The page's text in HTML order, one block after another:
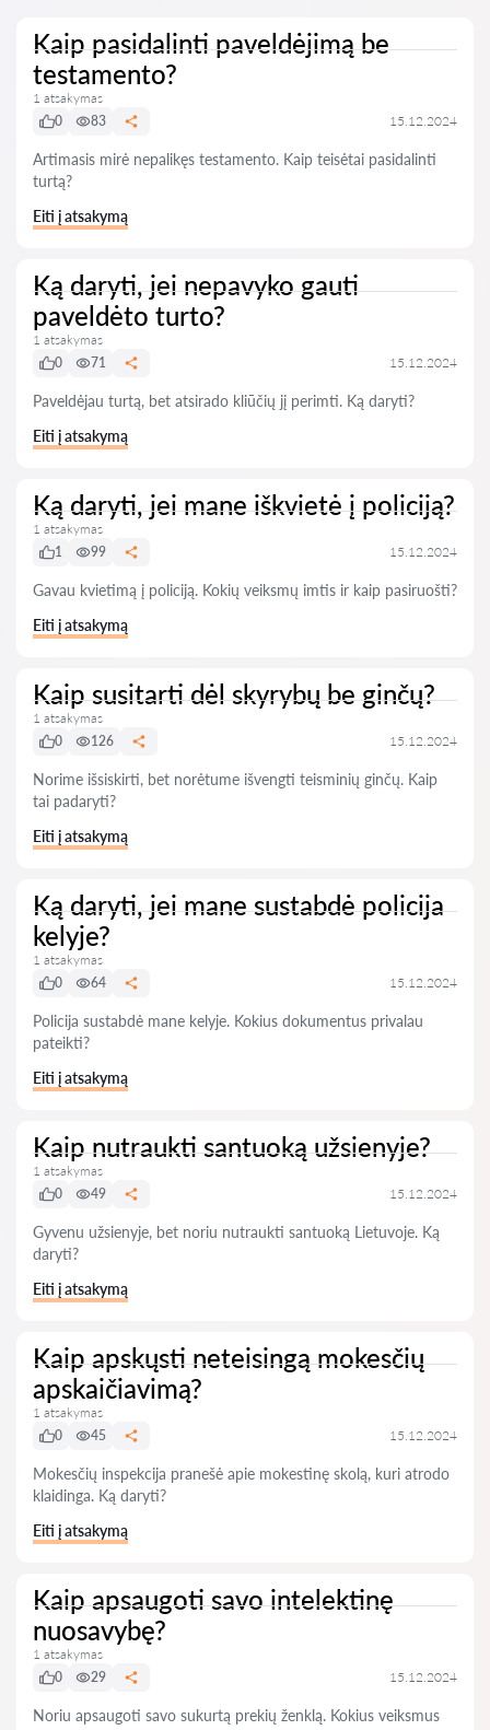
Kaip pasidalinti paveldėjimą be
testamento?
1 atsakymas
0
83 15.12.2024
Artimasis mirė nepalikęs testamento. Kaip teisėtai pasidalinti
turtą?
Eiti į atsakymą
Ką daryti, jei nepavyko gauti
paveldėto turto?
1 atsakymas
0
71 15.12.2024
Paveldėjau turtą, bet atsirado kliūčių jį perimti. Ką daryti?
Eiti į atsakymą
Ką daryti, jei mane iškvietė į policiją?
1 atsakymas
1
99 15.12.2024
Gavau kvietimą į policiją. Kokių veiksmų imtis ir kaip pasiruošti?
Eiti į atsakymą
Kaip susitarti dėl skyrybų be ginčų?
1 atsakymas
0
126 15.12.2024
Norime išsiskirti, bet norėtume išvengti teisminių ginčų. Kaip
tai padaryti?
Eiti į atsakymą
Ką daryti, jei mane sustabdė policija
kelyje?
1 atsakymas
0
64 15.12.2024
Policija sustabdė mane kelyje. Kokius dokumentus privalau
pateikti?
Eiti į atsakymą
Kaip nutraukti santuoką užsienyje?
1 atsakymas
0
49 15.12.2024
Gyvenu užsienyje, bet noriu nutraukti santuoką Lietuvoje. Ką
daryti?
Eiti į atsakymą
Kaip apskųsti neteisingą mokesčių
apskaičiavimą?
1 atsakymas
0
45 15.12.2024
Mokesčių inspekcija pranešė apie mokestinę skolą, kuri atrodo
klaidinga. Ką daryti?
Eiti į atsakymą
Kaip apsaugoti savo intelektinę
nuosavybę?
1 atsakymas
0
29 15.12.2024
Noriu apsaugoti savo sukurtą prekių ženklą. Kokius veiksmus